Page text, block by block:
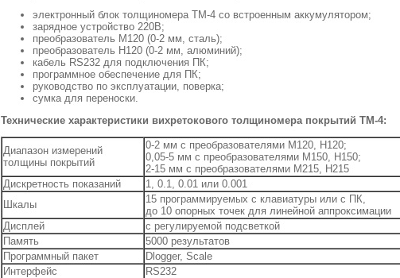
электронный блок толщиномера ТМ-4 со встроенным аккумулятором;
зарядное устройство 220В;
преобразователь М120 (0-2 мм, сталь);
преобразователь Н120 (0-2 мм, алюминий);
кабель RS232 для подключения ПК;
программное обеспечение для ПК;
руководство по эксплуатации, поверка;
сумка для переноски.
Технические характеристики вихретокового толщиномера покрытий ТМ-4:
Диапазон измерений
толщины покрытий
0-2 мм с преобразователями М120, Н120;
0,05-5 мм с преобразователями М150, Н150;
2-15 мм с преобразователями М215, Н215
Дискретность показаний
1, 0.1, 0.01 или 0.001
Шкалы
15 программируемых с клавиатуры или с ПК,
до 10 опорных точек для линейной аппроксимации
Дисплей
с регулируемой подсветкой
Память
5000 результатов
Программный пакет
Dlogger, Scale
Интерфейс
RS232